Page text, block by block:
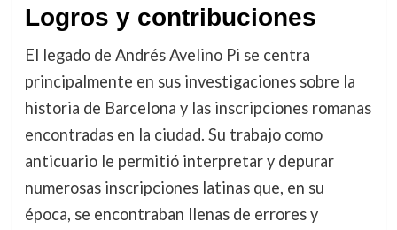
Logros y contribuciones
El legado de Andrés Avelino Pi se centra
principalmente en sus investigaciones sobre la
historia de Barcelona y las inscripciones romanas
encontradas en la ciudad. Su trabajo como
anticuario le permitió interpretar y depurar
numerosas inscripciones latinas que, en su
época, se encontraban llenas de errores y